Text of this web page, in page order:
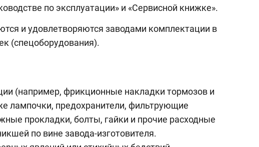
по эксплуатации» и «Сервисной книжке».
и удовлетворяются заводами комплектации в
(спецоборудования).
(например, фрикционные накладки тормозов и
лампочки, предохранители, фильтрующие
прокладки, болты, гайки и прочие расходные
по вине завода-изготовителя.